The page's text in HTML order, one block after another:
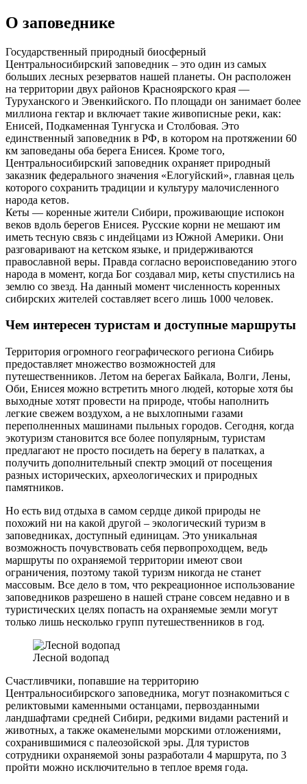
О заповеднике
Государственный природный биосферный
Центральносибирский заповедник – это один из самых
больших лесных резерватов нашей планеты. Он расположен
на территории двух районов Красноярского края —
Туруханского и Эвенкийского. По площади он занимает более
миллиона гектар и включает такие живописные реки, как:
Енисей, Подкаменная Тунгуска и Столбовая. Это
единственный заповедник в РФ, в котором на протяжении 60
км заповеданы оба берега Енисея. Кроме того,
Центральносибирский заповедник охраняет природный
заказник федерального значения «Елогуйский», главная цель
которого сохранить традиции и культуру малочисленного
народа кетов.
Кеты — коренные жители Сибири, проживающие испокон
веков вдоль берегов Енисея. Русские корни не мешают им
иметь тесную связь с индейцами из Южной Америки. Они
разговаривают на кетском языке, и придерживаются
православной веры. Правда согласно вероисповеданию этого
народа в момент, когда Бог создавал мир, кеты спустились на
землю со звезд. На данный момент численность коренных
сибирских жителей составляет всего лишь 1000 человек.
Чем интересен туристам и доступные маршруты
Территория огромного географического региона Сибирь
предоставляет множество возможностей для
путешественников. Летом на берегах Байкала, Волги, Лены,
Оби, Енисея можно встретить много людей, которые хотя бы
выходные хотят провести на природе, чтобы наполнить
легкие свежем воздухом, а не выхлопными газами
переполненных машинами пыльных городов. Сегодня, когда
экотуризм становится все более популярным, туристам
предлагают не просто посидеть на берегу в палатках, а
получить дополнительный спектр эмоций от посещения
разных исторических, археологических и природных
памятников.
Но есть вид отдыха в самом сердце дикой природы не
похожий ни на какой другой – экологический туризм в
заповедниках, доступный единицам. Это уникальная
возможность почувствовать себя первопроходцем, ведь
маршруты по охраняемой территории имеют свои
ограничения, поэтому такой туризм никогда не станет
массовым. Все дело в том, что рекреационное использование
заповедников разрешено в нашей стране совсем недавно и в
туристических целях попасть на охраняемые земли могут
только лишь несколько групп путешественников в год.
Лесной водопад
Счастливчики, попавшие на территорию
Центральносибирского заповедника, могут познакомиться с
реликтовыми каменными останцами, первозданными
ландшафтами средней Сибири, редкими видами растений и
животных, а также окаменелыми морскими отложениями,
сохранившимися с палеозойской эры. Для туристов
сотрудники охраняемой зоны разработали 4 маршрута, по 3
пройти можно исключительно в теплое время года.